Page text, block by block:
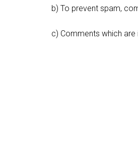
b) To prevent spam,
c) Comments which